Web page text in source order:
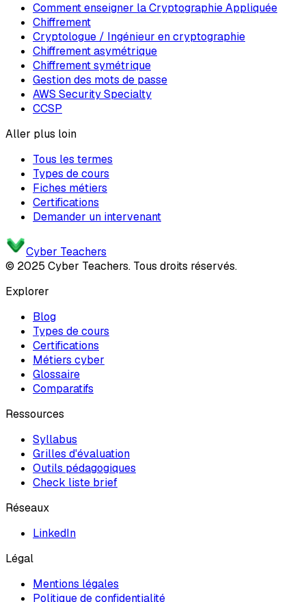
Comment enseigner la Cryptographie Appliquée
Chiffrement
Cryptologue / Ingénieur en cryptographie
Chiffrement asymétrique
Chiffrement symétrique
Gestion des mots de passe
AWS Security Specialty
CCSP
Aller plus loin
Tous les termes
Types de cours
Fiches métiers
Certifications
Demander un intervenant
Cyber Teachers
© 2025 Cyber Teachers. Tous droits réservés.
Explorer
Blog
Types de cours
Certifications
Métiers cyber
Glossaire
Comparatifs
Ressources
Syllabus
Grilles d'évaluation
Outils pédagogiques
Check liste brief
Réseaux
LinkedIn
Légal
Mentions légales
Politique de confidentialité